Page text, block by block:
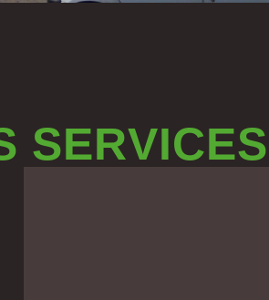
SERVICES